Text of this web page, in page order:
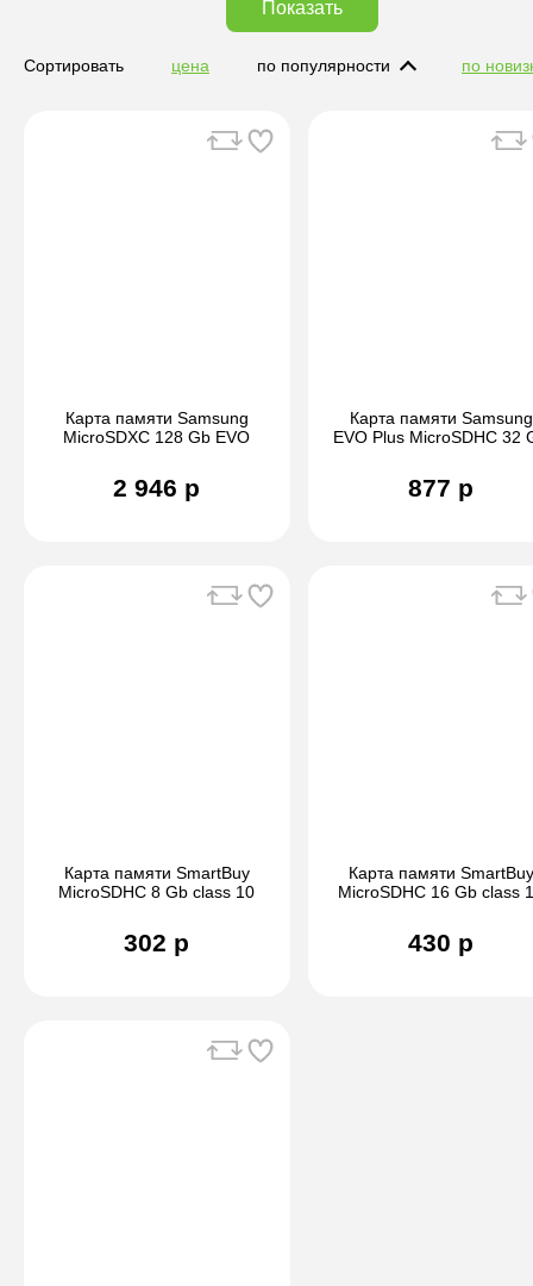
Показать
Сортировать цена по популярности по
Карта памяти Samsung
MicroSDXC 128 Gb EVO
2 946 р
Карта памяти Samsung
EVO Plus MicroSDHC 32
877 р
Карта памяти SmartBuy
MicroSDHC 8 Gb class 10
302 р
Карта памяти SmartBuy
MicroSDHC 16 Gb class
430 р